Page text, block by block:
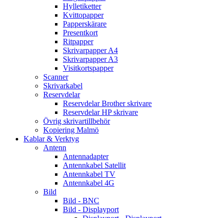
Hylletiketter
Kvittopapper
Papperskärare
Presentkort
Ritpapper
Skrivarpapper A4
Skrivarpapper A3
Visitkortspapper
Scanner
Skrivarkabel
Reservdelar
Reservdelar Brother skrivare
Reservdelar HP skrivare
Övrig skrivartillbehör
Kopiering Malmö
Kablar & Verktyg
Antenn
Antennadapter
Antennkabel Satellit
Antennkabel TV
Antennkabel 4G
Bild
Bild - BNC
Bild - Displayport